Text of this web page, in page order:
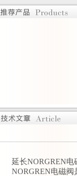
延长NORGREN电
NORGREN电磁阀是